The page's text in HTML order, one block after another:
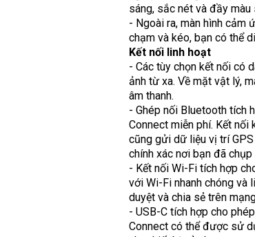
sáng, sắc nét và đầy
- Ngoài ra, màn hình cảm
chạm và kéo, bạn có thể
Kết nối linh hoạt
- Các tùy chọn kết nối có
ảnh từ xa. Về mặt vật lý,
âm thanh.
- Ghép nối Bluetooth tích
Connect miễn phí. Kết
cũng gửi dữ liệu vị trí
chính xác nơi bạn đã chụp
- Kết nối Wi-Fi tích hợp
với Wi-Fi nhanh chóng và
duyệt và chia sẻ trên
- USB-C tích hợp cho
Connect có thể được sử